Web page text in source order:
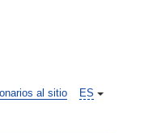
ES
al sitio